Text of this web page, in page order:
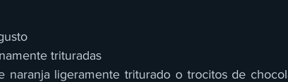
trituradas
naranja ligeramente triturado o trocitos de